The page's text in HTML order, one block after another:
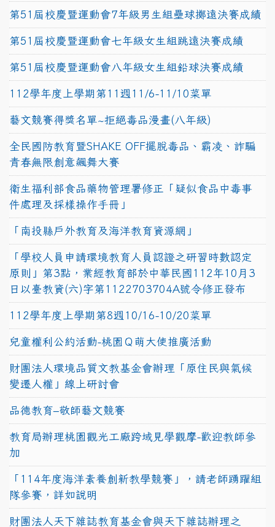
第51屆校慶暨運動會7年級男生組壘球擲遠決賽成績
第51屆校慶暨運動會七年級女生組跳遠決賽成績
第51屆校慶暨運動會八年級女生組鉛球決賽成績
112學年度上學期第11週11/6-11/10菜單
藝文競賽得獎名單~拒絕毒品漫畫(八年級)
全民國防教育暨SHAKE OFF擺脫毒品、霸凌、詐騙
青春無限創意飆舞大賽
衛生福利部食品藥物管理署修正「疑似食品中毒事
件處理及採樣操作手冊」
「南投縣戶外教育及海洋教育資源網」
「學校人員申請環境教育人員認證之研習時數認定
原則」第3點，業經教育部於中華民國112年10月3
日以臺教資(六)字第1122703704A號令修正發布
112學年度上學期第8週10/16-10/20菜單
兒童權利公約活動-桃園Ｑ萌大使推廣活動
財團法人環境品質文教基金會辦理「原住民與氣候
變遷人權」線上研討會
品德教育–敬師藝文競賽
教育局辦理桃園觀光工廠跨域見學觀摩-歡迎教師參
加
「114年度海洋素養創新教學競賽」，請老師踴躍組
隊參賽，詳如說明
財團法人天下雜誌教育基金會與天下雜誌辦理之